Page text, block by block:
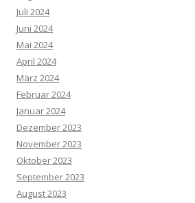
Juli 2024
Juni 2024
Mai 2024
April 2024
März 2024
Februar 2024
Januar 2024
Dezember 2023
November 2023
Oktober 2023
September 2023
August 2023